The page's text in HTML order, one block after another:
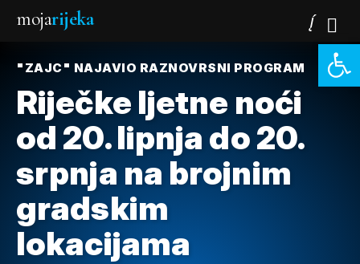
mojarijeka
"ZAJC" NAJAVIO RAZNOVRSNI PROGRAM
Riječke ljetne noći
od 20. lipnja do 20.
srpnja na brojnim
gradskim
lokacijama